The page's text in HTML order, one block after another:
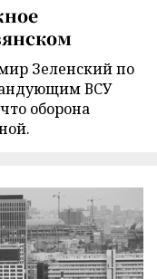
Зеленский по
ВСУ
оборона